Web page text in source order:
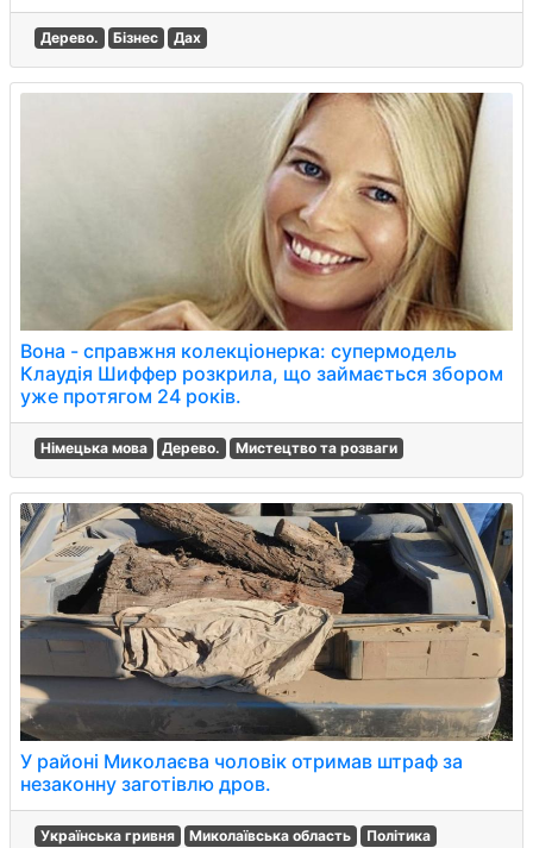
Дерево. Бізнес Дах
Вона - справжня колекціонерка: супермодель
Клаудія Шиффер розкрила, що займається збором
уже протягом 24 років.
Німецька мова Дерево. Мистецтво та розваги
У районі Миколаєва чоловік отримав штраф за
незаконну заготівлю дров.
Українська гривня Миколаївська область Політика